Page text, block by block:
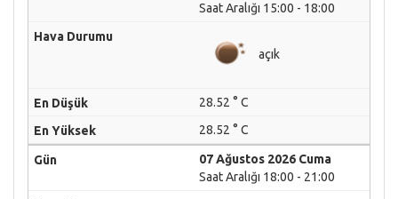
Saat Aralığı 15:00 - 18:00
açık
28.52 ° C
28.52 ° C
07 Ağustos 2026 Cuma
Saat Aralığı 18:00 - 21:00